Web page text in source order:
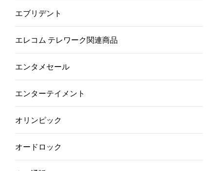
エブリデント
エレコム テレワーク関連商品
エンタメセール
エンターテイメント
オリンピック
オードロック